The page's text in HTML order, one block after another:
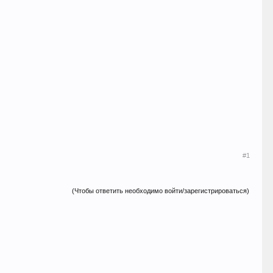
#1
(Чтобы ответить необходимо войти/зарегистрироваться)